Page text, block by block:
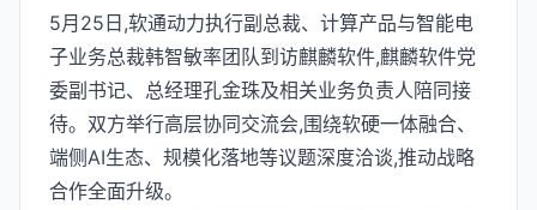
5月25日,软通动力执行副总裁、计算产品与智能电
子业务总裁韩智敏率团队到访麒麟软件,麒麟软件党
委副书记、总经理孔金珠及相关业务负责人陪同接
待。双方举行高层协同交流会,围绕软硬一体融合、
端侧AI生态、规模化落地等议题深度洽谈,推动战略
合作全面升级。